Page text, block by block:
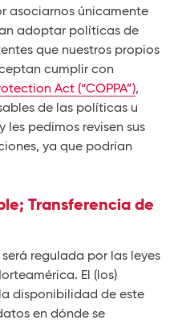
asociarnos únicamente
adoptar políticas de
que nuestros propios
cumplir con
Act (“COPPA”),
de las políticas u
les pedimos revisen sus
ya que podrían
Transferencia de
regulada por las leyes
El (los)
disponibilidad de este
en dónde se